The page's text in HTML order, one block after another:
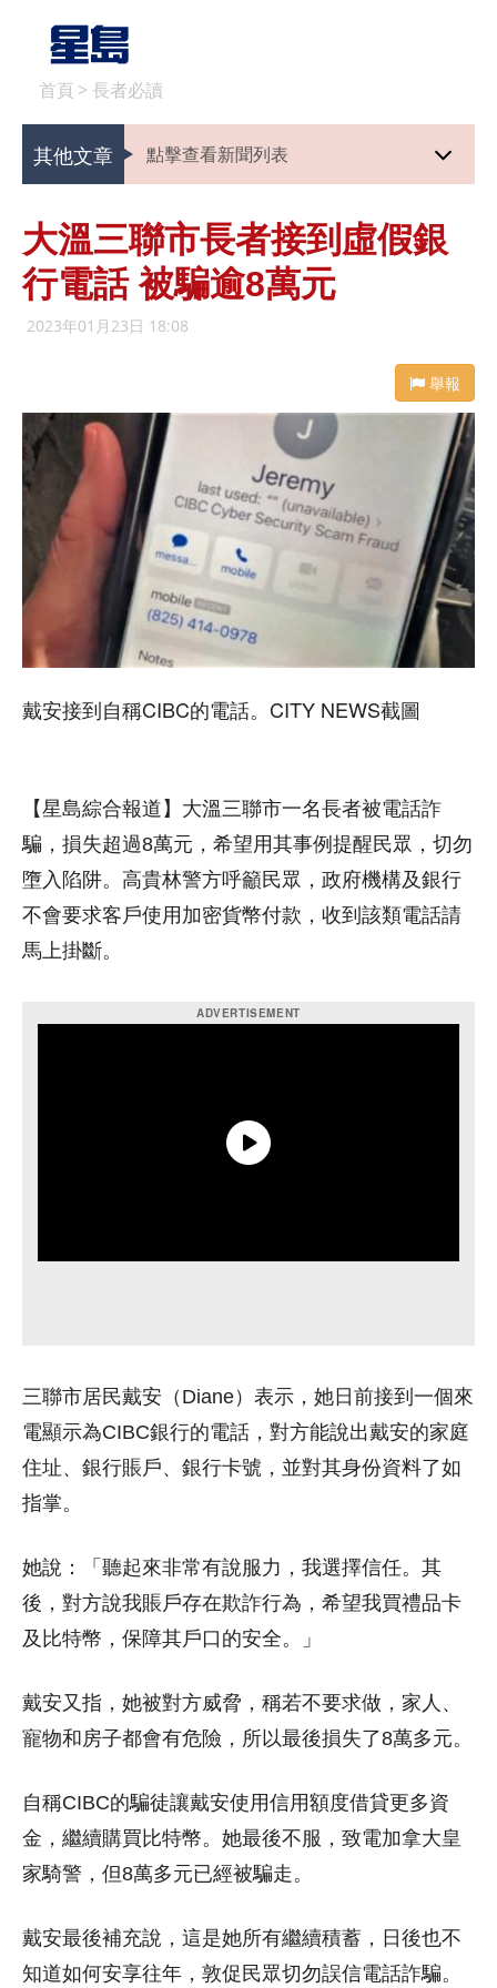
首頁 > 長者必讀
其他文章 點擊查看新聞列表
大溫三聯市長者接到虛假銀
行電話 被騙逾8萬元
2023年01月23日 18:08
舉報
戴安接到自稱CIBC的電話。CITY NEWS截圖
【星島綜合報道】大溫三聯市一名長者被電話詐
騙，損失超過8萬元，希望用其事例提醒民眾，切勿
墮入陷阱。高貴林警方呼籲民眾，政府機構及銀行
不會要求客戶使用加密貨幣付款，收到該類電話請
馬上掛斷。
三聯市居民戴安（Diane）表示，她日前接到一個來
電顯示為CIBC銀行的電話，對方能說出戴安的家庭
住址、銀行賬戶、銀行卡號，並對其身份資料了如
指掌。
她說：「聽起來非常有說服力，我選擇信任。其
後，對方說我賬戶存在欺詐行為，希望我買禮品卡
及比特幣，保障其戶口的安全。」
戴安又指，她被對方威脅，稱若不要求做，家人、
寵物和房子都會有危險，所以最後損失了8萬多元。
自稱CIBC的騙徒讓戴安使用信用額度借貸更多資
金，繼續購買比特幣。她最後不服，致電加拿大皇
家騎警，但8萬多元已經被騙走。
戴安最後補充說，這是她所有繼續積蓄，日後也不
知道如何安享往年，敦促民眾切勿誤信電話詐騙。